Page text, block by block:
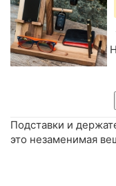
Подставки и
это незаменимая